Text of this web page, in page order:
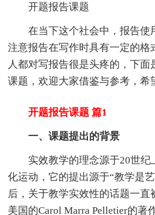
开题报告课题
在当下这个社会中，报告使
注意报告在写作时具有一定的格
人都对写报告很是头疼的，下
课题，欢迎大家借鉴与参考，希
开题报告课题 篇1
一、课题提出的背景
实效教学的理念源于20世
化运动，它的提出源于“教学是
后，关于教学实效性的话题一直
美国的Carol Marra Pelletier的